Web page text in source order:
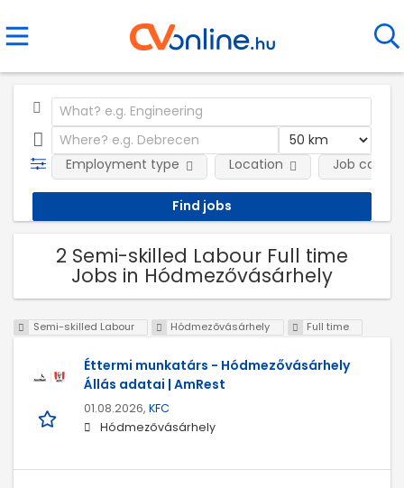
Employment type Location Job
2 Semi-skilled Labour Full time
Jobs in Hódmezővásárhely
Semi-skilled Labour Hódmezővásárhely Full time
Éttermi munkatárs - Hódmezővásárhely
Állás adatai | AmRest
01.08.2026, KFC
Hódmezővásárhely